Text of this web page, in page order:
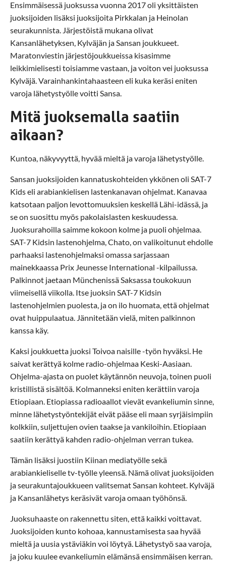
Ensimmäisessä juoksussa vuonna 2017 oli yksittäisten
juoksijoiden lisäksi juoksijoita Pirkkalan ja Heinolan
seurakunnista. Järjestöistä mukana olivat
Kansanlähetyksen, Kylväjän ja Sansan joukkueet.
Maratonviestin järjestöjoukkueissa kisasimme
leikkimielisesti toisiamme vastaan, ja voiton vei juoksussa
Kylväjä. Varainhankintahaasteen eli kuka keräsi eniten
varoja lähetystyölle voitti Sansa.
Mitä juoksemalla saatiin
aikaan?
Kuntoa, näkyvyyttä, hyvää mieltä ja varoja lähetystyölle.
Sansan juoksijoiden kannatuskohteiden ykkönen oli SAT-7
Kids eli arabiankielisen lastenkanavan ohjelmat. Kanavaa
katsotaan paljon levottomuuksien keskellä Lähi-idässä, ja
se on suosittu myös pakolaislasten keskuudessa.
Juoksurahoilla saimme kokoon kolme ja puoli ohjelmaa.
SAT-7 Kidsin lastenohjelma, Chato, on valikoitunut ehdolle
parhaaksi lastenohjelmaksi omassa sarjassaan
mainekkaassa Prix Jeunesse International -kilpailussa.
Palkinnot jaetaan Münchenissä Saksassa toukokuun
viimeisellä viikolla. Itse juoksin SAT-7 Kidsin
lastenohjelmien puolesta, ja on ilo huomata, että ohjelmat
ovat huippulaatua. Jännitetään vielä, miten palkinnon
kanssa käy.
Kaksi joukkuetta juoksi Toivoa naisille -työn hyväksi. He
saivat kerättyä kolme radio-ohjelmaa Keski-Aasiaan.
Ohjelma-ajasta on puolet käytännön neuvoja, toinen puoli
kristillistä sisältöä. Kolmanneksi eniten kerättiin varoja
Etiopiaan. Etiopiassa radioaallot vievät evankeliumin sinne,
minne lähetystyöntekijät eivät pääse eli maan syrjäisimpiin
kolkkiin, suljettujen ovien taakse ja vankiloihin. Etiopiaan
saatiin kerättyä kahden radio-ohjelman verran tukea.
Tämän lisäksi juostiin Kiinan mediatyölle sekä
arabiankieliselle tv-työlle yleensä. Nämä olivat juoksijoiden
ja seurakuntajoukkueen valitsemat Sansan kohteet. Kylväjä
ja Kansanlähetys keräsivät varoja omaan työhönsä.
Juoksuhaaste on rakennettu siten, että kaikki voittavat.
Juoksijoiden kunto kohoaa, kannustamisesta saa hyvää
mieltä ja uusia ystäviäkin voi löytyä. Lähetystyö saa varoja,
ja joku kuulee evankeliumin elämänsä ensimmäisen kerran.